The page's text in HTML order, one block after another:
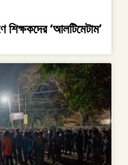
শিক্ষকদের ‘আলটিমেটাম’